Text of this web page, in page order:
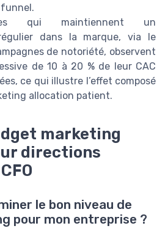
qui maintiennent un
dans la marque, via le
de notoriété, observent
de 10 à 20 % de leur CAC
ce qui illustre l’effet composé
allocation patient.
marketing
directions
le bon niveau de
pour mon entreprise ?